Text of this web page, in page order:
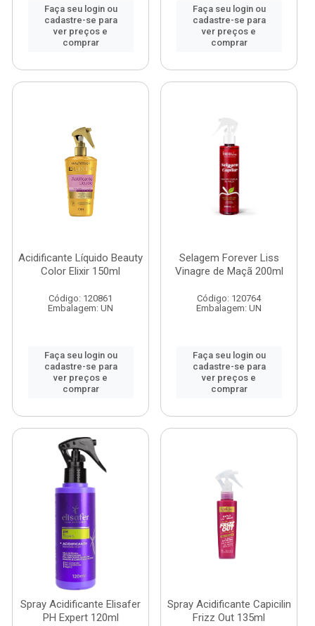
Faça seu login ou
cadastre-se para
ver preços e
comprar
Faça seu login ou
cadastre-se para
ver preços e
comprar
Acidificante Líquido Beauty
Color Elixir 150ml
Código: 120861
Embalagem: UN
Faça seu login ou
cadastre-se para
ver preços e
comprar
Selagem Forever Liss
Vinagre de Maçã 200ml
Código: 120764
Embalagem: UN
Faça seu login ou
cadastre-se para
ver preços e
comprar
Spray Acidificante Elisafer
PH Expert 120ml
Spray Acidificante Capicilin
Frizz Out 135ml